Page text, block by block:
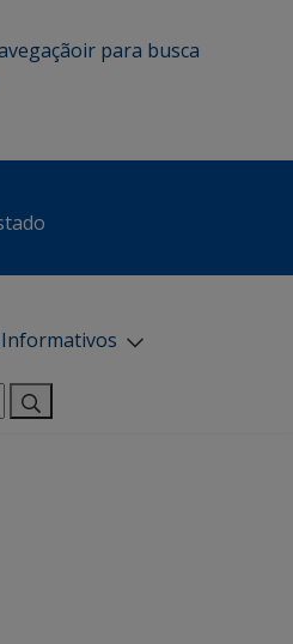
ir para busca
Informativos